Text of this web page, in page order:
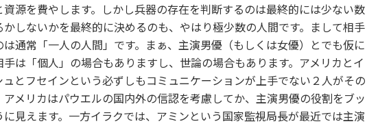
源を費やします。しかし兵器の存在を判断するのは最終的には少ない数
しないかを最終的に決めるのも、やはり極少数の人間です。まして相手
通常「一人の人間」です。まぁ、主演男優（もしくは女優）とでも仮に
は「個人」の場合もありますし、世論の場合もあります。アメリカとイ
とフセインという必ずしもコミュニケーションが上手でない２人がその
メリカはパウエルの国内外の信認を考慮してか、主演男優の役割をブッ
見えます。一方イラクでは、アミンという国家監視局長が最近では主演